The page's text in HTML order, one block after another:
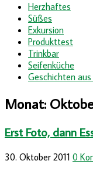
Herzhaftes
Süßes
Exkursion
Produkttest
Trinkbar
Seifenküche
Geschichten
Monat:
Erst Foto, dann
30. Oktober 2011 0